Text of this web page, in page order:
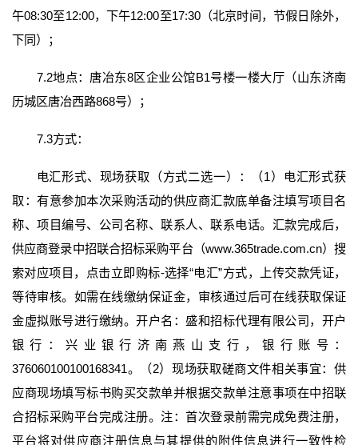
午08:30至12:00，下午12:00至17:30（北京时间，节假日除外，
下同）；
7.2地点：唐冶东8区企业公馆B1号楼一楼大厅（山东济南
历城区唐冶西路868号）；
7.3方式：
电汇形式、现场获取（方式二选一）：（1）电汇形式获
取：有意参加本次采购活动的供应商汇款底单备注填写项目名
称、项目编号、公司名称、联系人、联系电话。汇款完成后，
供应商登录中招联合招标采购平台（www.365trade.com.cn）搜
索对应项目，点击立即购标-选择“电汇”方式，上传交款凭证，
等待审核。如需在线缴纳保证金，审核通过后可在线获取保证
金虚拟账号进行缴纳。开户名：盛和招标代理有限公司，开户
银行：兴业银行济南燕山支行，银行账号：
376060100100168341。（2）现场获取磋商文件相关事宜：供
应商现场填写标书购买交款单并根据交款单注意事项在中招联
合招标采购平台完成注册。注：首次登录前需完成免费注册，
平台将对供应商注册信息与其提供的附件信息进行一致性检